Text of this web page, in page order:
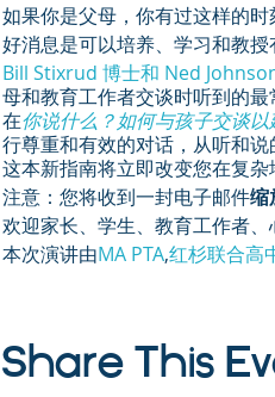
如果你是父母，你有过这样的
好消息是可以培养、学习和教授
Bill Stixrud 博士和 Ned
母和教育工作者交谈时听到的
在你说什么？如何与孩子交谈
行尊重和有效的对话，从听和说
这本新指南将立即改变您在复
注意：您将收到一封电子邮件缩
欢迎家长、学生、教育工作者
本次演讲由MA PTA,红杉联合高
Share This